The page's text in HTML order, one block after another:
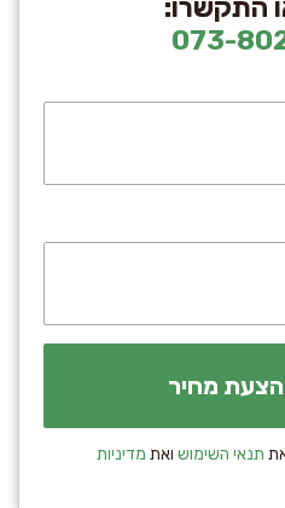
התקשרו:
073-
תנאי השימוש ואת מדיניות